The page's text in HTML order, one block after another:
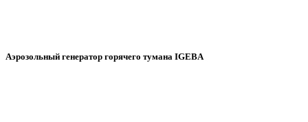
Аэрозольный генератор горячего тумана IGEBA